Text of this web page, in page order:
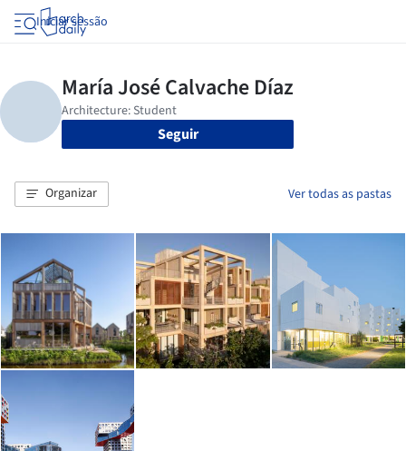
Iniciar sessão
Seguir
Organizar Ver todas as pastas